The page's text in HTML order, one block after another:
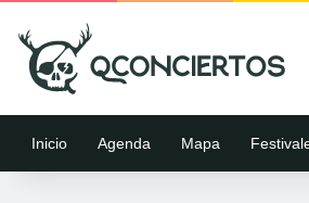
Inicio Agenda Mapa